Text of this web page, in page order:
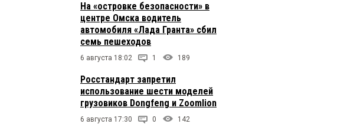
На «островке безопасности» в
центре Омска водитель
автомобиля «Лада Гранта» сбил
семь пешеходов
6 августа 18:02 1 189
Росстандарт запретил
использование шести моделей
грузовиков Dongfeng и Zoomlion
6 августа 17:30 0 142